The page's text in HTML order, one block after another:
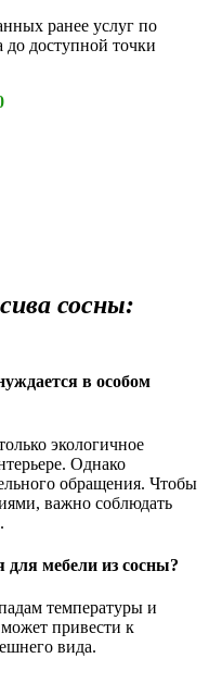
ранее услуг по
до доступной точки
сосны:
в особом
экологичное
Однако
обращения. Чтобы
важно соблюдать
для мебели из сосны?
температуры и
привести к
вида.